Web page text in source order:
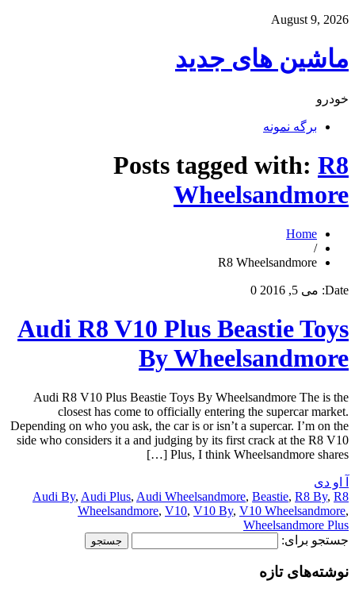
August 9, 2026
ماشین های جدید
خودرو
برگه نمونه
Posts tagged with: R8
Wheelsandmore
Home
/
R8 Wheelsandmore
Date: می 5, 2016 0
Audi R8 V10 Plus Beastie Toys
By Wheelsandmore
Audi R8 V10 Plus Beastie Toys By Wheelsandmore The is the
closest has come to officially entering the supercar market.
Depending on who you ask, the car is or isn’t a supercar. I’m on the
side who considers it a and judging by its first crack at the R8 V10
Plus, I think Wheelsandmore shares […]
آ او دی
Audi By, Audi Plus, Audi Wheelsandmore, Beastie, R8 By, R8
Wheelsandmore, V10, V10 By, V10 Wheelsandmore,
Wheelsandmore Plus
جستجو برای:
نوشته‌های تازه